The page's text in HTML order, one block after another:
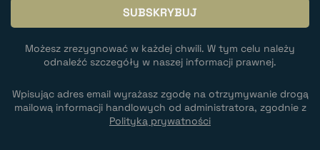
Możesz zrezygnować w każdej chwili. W tym celu należy
odnaleźć szczegóły w naszej informacji prawnej.
Wpisując adres email wyrażasz zgodę na otrzymywanie drogą
mailową informacji handlowych od administratora, zgodnie z
Polityką prywatności